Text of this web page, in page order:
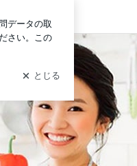
ログ「Yukari's Kitchen
ン